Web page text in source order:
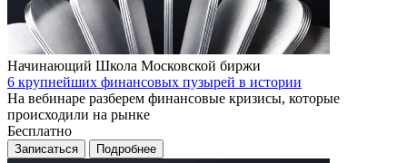
Начинающий Школа Московской биржи
6 крупнейших финансовых пузырей в истории
На вебинаре разберем финансовые кризисы, которые
происходили на рынке
Бесплатно
Записаться Подробнее